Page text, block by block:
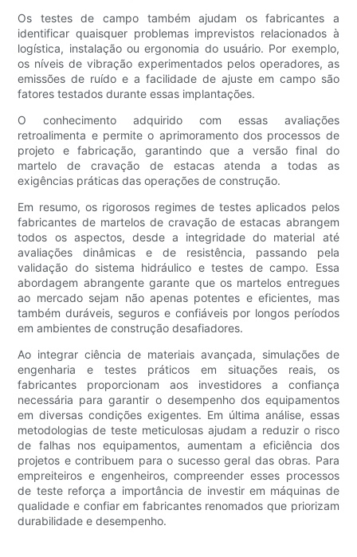
Os testes de campo também ajudam os fabricantes a
identificar quaisquer problemas imprevistos relacionados à
logística, instalação ou ergonomia do usuário. Por exemplo,
os níveis de vibração experimentados pelos operadores, as
emissões de ruído e a facilidade de ajuste em campo são
fatores testados durante essas implantações.
O conhecimento adquirido com essas avaliações
retroalimenta e permite o aprimoramento dos processos de
projeto e fabricação, garantindo que a versão final do
martelo de cravação de estacas atenda a todas as
exigências práticas das operações de construção.
Em resumo, os rigorosos regimes de testes aplicados pelos
fabricantes de martelos de cravação de estacas abrangem
todos os aspectos, desde a integridade do material até
avaliações dinâmicas e de resistência, passando pela
validação do sistema hidráulico e testes de campo. Essa
abordagem abrangente garante que os martelos entregues
ao mercado sejam não apenas potentes e eficientes, mas
também duráveis, seguros e confiáveis ​​por longos períodos
em ambientes de construção desafiadores.
Ao integrar ciência de materiais avançada, simulações de
engenharia e testes práticos em situações reais, os
fabricantes proporcionam aos investidores a confiança
necessária para garantir o desempenho dos equipamentos
em diversas condições exigentes. Em última análise, essas
metodologias de teste meticulosas ajudam a reduzir o risco
de falhas nos equipamentos, aumentam a eficiência dos
projetos e contribuem para o sucesso geral das obras. Para
empreiteiros e engenheiros, compreender esses processos
de teste reforça a importância de investir em máquinas de
qualidade e confiar em fabricantes renomados que priorizam
durabilidade e desempenho.